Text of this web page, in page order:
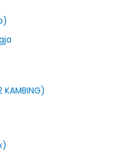
KAMBING)